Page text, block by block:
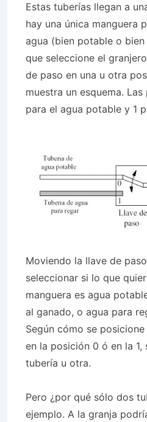
Estas tuberías llegan a
hay una única manguera
agua (bien potable o
que seleccione el
de paso en una u otra
muestra un esquema.
para el agua potable y 1
Moviendo la llave de
seleccionar si lo que
manguera es agua
al ganado, o agua para
Según cómo se
en la posición 0 ó en la 1,
tubería u otra.
Pero ¿por qué sólo dos
ejemplo. A la granja